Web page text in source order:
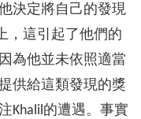
決定將自己的發現
，這引起了他們的
為他並未依照適當
供給這類發現的獎
Khalil的遭遇。事實